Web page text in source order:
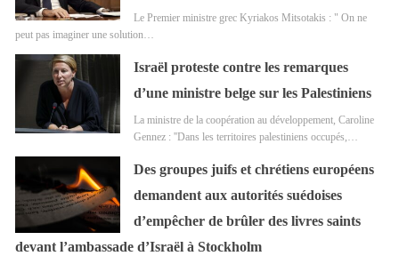
Le Premier ministre grec Kyriakos Mitsotakis : " On ne
peut pas imaginer une solution…
Israël proteste contre les remarques
d’une ministre belge sur les Palestiniens
La ministre de la coopération au développement, Caroline
Gennez : ''Dans les territoires palestiniens occupés,…
Des groupes juifs et chrétiens européens
demandent aux autorités suédoises
d’empêcher de brûler des livres saints
devant l’ambassade d’Israël à Stockholm